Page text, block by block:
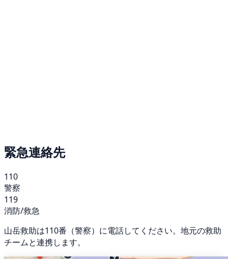
緊急連絡先
110
警察
119
消防/救急
山岳救助は110番（警察）に電話してください。地元の救助
チームと連携します。